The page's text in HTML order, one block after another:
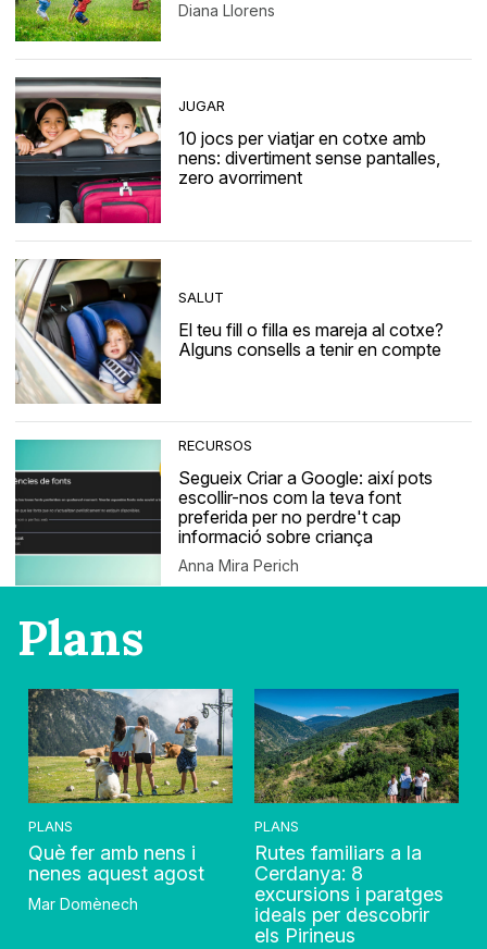
Diana Llorens
JUGAR
10 jocs per viatjar en cotxe amb
nens: divertiment sense pantalles,
zero avorriment
SALUT
El teu fill o filla es mareja al cotxe?
Alguns consells a tenir en compte
RECURSOS
Segueix Criar a Google: així pots
escollir-nos com la teva font
preferida per no perdre't cap
informació sobre criança
Anna Mira Perich
Plans
PLANS
Què fer amb nens i
nenes aquest agost
Mar Domènech
PLANS
Rutes familiars a la
Cerdanya: 8
excursions i paratges
ideals per descobrir
els Pirineus